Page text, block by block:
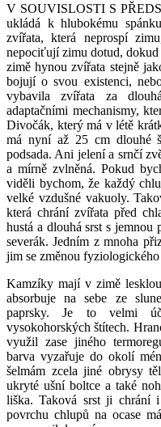
V SOUVISLOSTI S
ukládá k hlubokému
zvířata, která neprospí
nepociťují zimu dotud, dokud
zimě hynou zvířata stejně
bojují o svou existenci,
vybavila zvířata za
adaptačními mechanismy,
Divočák, který má v létě
má nyní až 25 cm dlouhé
podsada. Ani jelení a srnčí
a mírně zvlněná. Pokud
viděli bychom, že každý
velké vzdušné vakuoly.
která chrání zvířata před
hustá a dlouhá srst s jemnou
severák. Jedním z mnoha
jim se změnou
Kamzíky mají v zimě
absorbuje na sebe ze
paprsky. Je to velmi
vysokohorských štítech.
využil zase jiného
barva vyzařuje do okolí
šelmám zcela jiné obrysy
ukryté ušní boltce a také
liška. Taková srst ji chrání
povrchu chlupů na ocase